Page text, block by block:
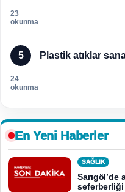
23
okunma
5 Plastik atıklar
24
okunma
En Yeni Haberler
SAĞLIK
Sarıgöl’de
seferberliği